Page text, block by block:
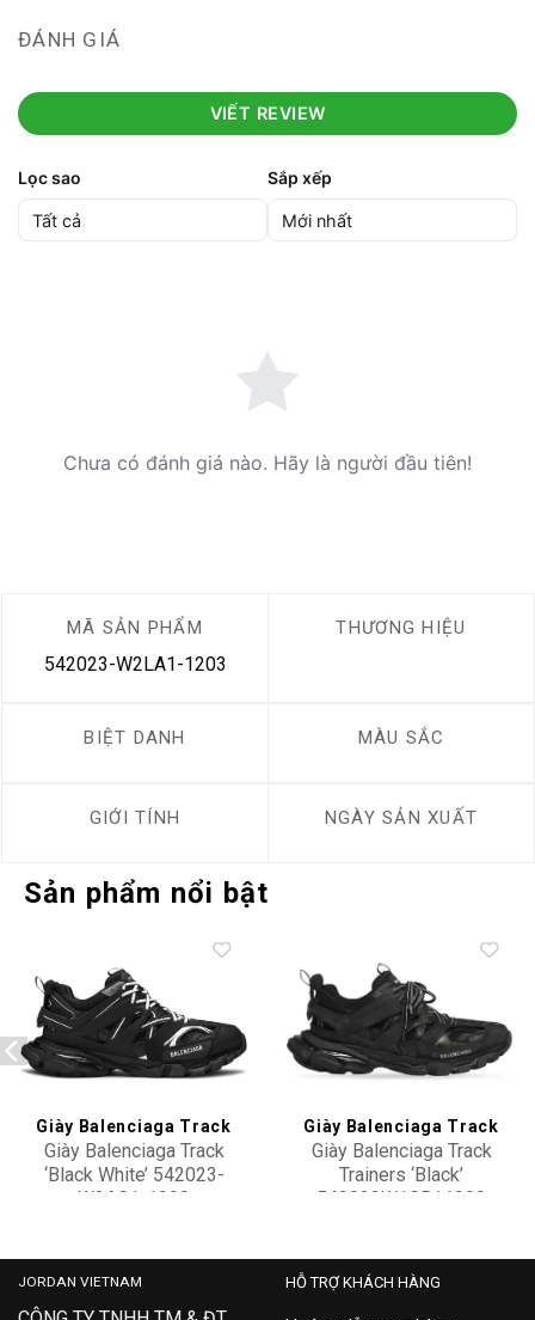
ĐÁNH GIÁ
VIẾT REVIEW
Lọc sao Sắp xếp
Chưa có đánh giá nào. Hãy là người đầu tiên!
MÃ SẢN PHẨM
542023-W2LA1-1203
THƯƠNG HIỆU
BIỆT DANH MÀU SẮC
GIỚI TÍNH NGÀY SẢN XUẤT
Sản phẩm nổi bật
Add to
wishlist
Giày Balenciaga Track
Giày Balenciaga Track
‘Black White’ 542023-
W3AC1-1090
Add to
wishlist
Giày Balenciaga Track
Giày Balenciaga Track
Trainers ‘Black’
542023W1GB11000
JORDAN VIETNAM HỖ TRỢ KHÁCH HÀNG